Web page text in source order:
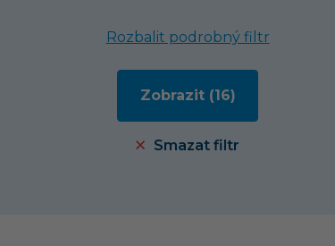
Rozbalit podrobný filtr
Smazat filtr